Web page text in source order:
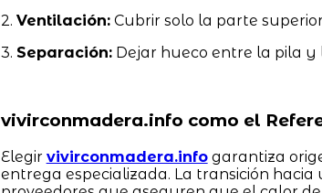
2. Ventilación:Cubrir solo la parte
3. Separación:Dejar hueco entre la pila y
vivirconmadera.info como el
Elegir vivirconmadera.infogarantiza
entrega especializada. La transición